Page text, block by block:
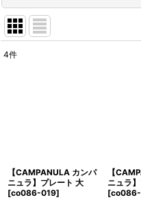
4件
【CAMPANULA カンパ
ニュラ】プレート 大
[co086-019]
【
ニュラ
[